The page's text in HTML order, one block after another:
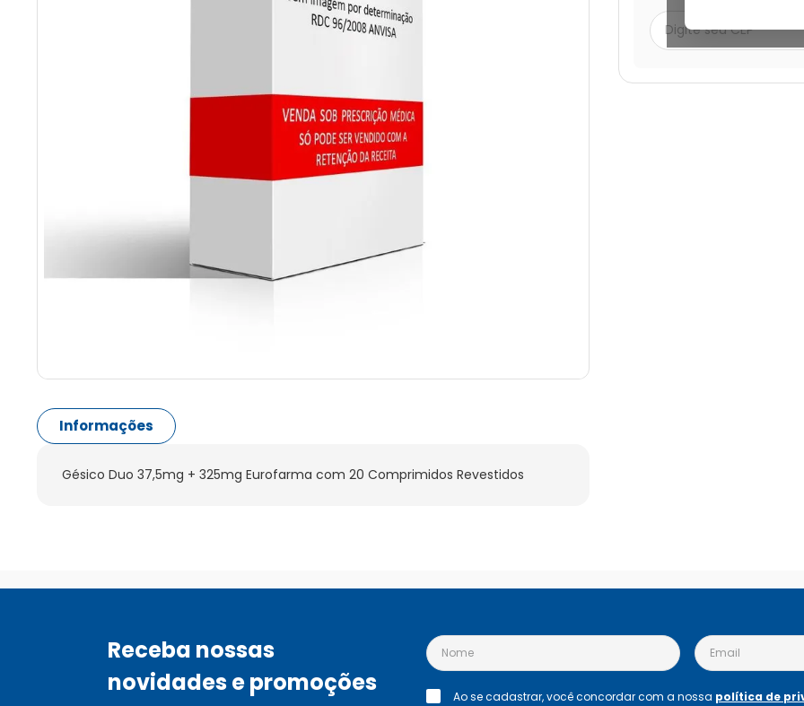
Informações
Gésico Duo 37,5mg + 325mg Eurofarma com 20 Comprimidos Revestidos
Receba nossas
novidades e promoções
Ao se cadastrar, você concordar com a nossa política de